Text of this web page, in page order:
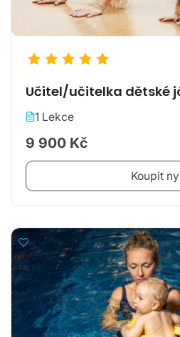
Učitel/učitelka dětské
1 Lekce
9 900 Kč
Koupit